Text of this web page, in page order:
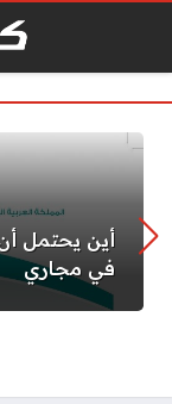
أين يحتمل
في مجاري